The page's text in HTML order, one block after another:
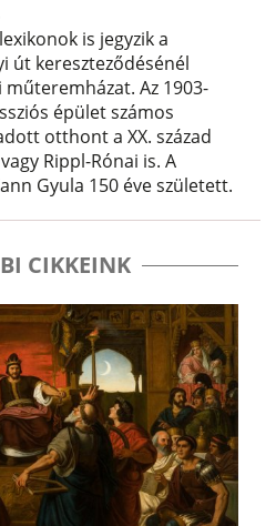
is jegyzik a
út kereszteződésénél
Az 1903-
épület számos
otthont a XX. század
Rippl-Rónai is. A
Gyula 150 éve született.
CIKKEINK